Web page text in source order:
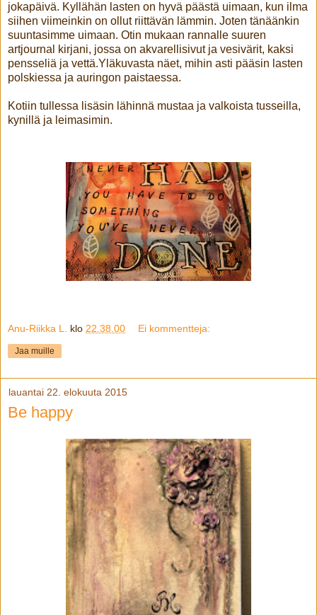
jokapäivä. Kyllähän lasten on hyvä päästä uimaan, kun ilma
siihen viimeinkin on ollut riittävän lämmin. Joten tänäänkin
suuntasimme uimaan. Otin mukaan rannalle suuren
artjournal kirjani, jossa on akvarellisivut ja vesivärit, kaksi
pensseliä ja vettä.Yläkuvasta näet, mihin asti pääsin lasten
polskiessa ja auringon paistaessa.
Kotiin tullessa lisäsin lähinnä mustaa ja valkoista tusseilla,
kynillä ja leimasimin.
Anu-Riikka L. klo 22.38.00 Ei kommentteja:
Jaa muille
lauantai 22. elokuuta 2015
Be happy